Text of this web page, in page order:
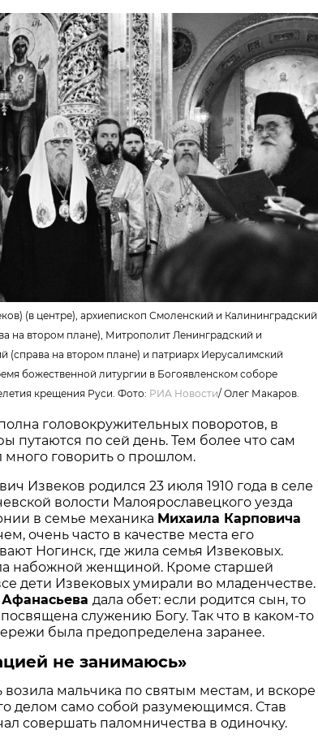
(в центре), архиепископ Смоленский и Калининградский
на втором плане), Митрополит Ленинградский и
(справа на втором плане) и патриарх Иерусалимский
божественной литургии в Богоявленском соборе
крещения Руси. Фото: РИА Новости/Олег Макаров.
головокружительных поворотов, в
путаются по сей день. Тем более что сам
говорить о прошлом.
Извеков родился 23 июля 1910 года в селе
волости Малоярославецкого уезда
в семье механика Михаила Карповича
очень часто в качестве места его
Ногинск, где жила семья Извековых.
набожной женщиной. Кроме старшей
дети Извековых умирали во младенчестве.
дала обет: если родится сын, то
служению Богу. Так что в каком-то
была предопределена заранее.
не занимаюсь»
возила мальчика по святым местам, и вскоре
делом само собой разумеющимся. Став
совершать паломничества в одиночку.